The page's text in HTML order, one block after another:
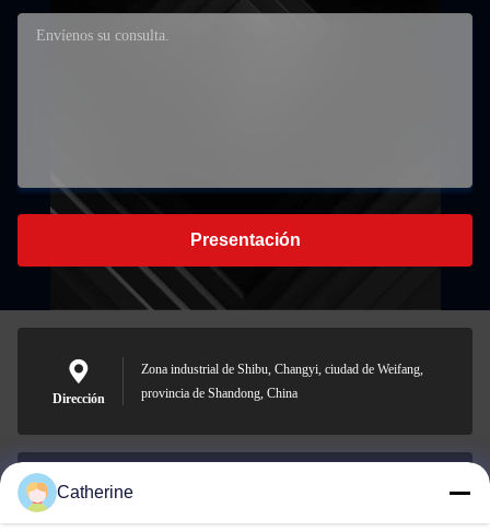
Presentación
Dirección
Zona industrial de Shibu, Changyi, ciudad de Weifang,
provincia de Shandong, China
Correo
Catherine